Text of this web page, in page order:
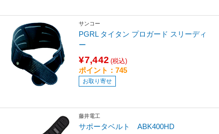
サンコー
PGRL タイタン プロガード スリーディ
ー
¥7,442 (税込)
ポイント：745
お取り寄せ
藤井電工
サポータベルト ABK400HD